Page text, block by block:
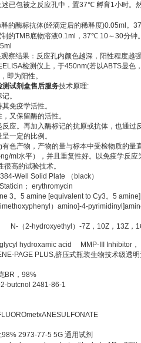
述已包被之反应孔中，置37℃ 孵育1小时。
的酶标抗体(经滴定后的稀释度)0.05ml 。 37
的TMB底物溶液0.1ml ， 37℃ 10～30分钟。
察结果：反应孔内颜色越深，阳性程度越
ELISA检测仪上，于450nm(若以ABTS显色
即为阳性。
测试剂盒售后服务技术原理:
。
免疫学活性。
又保留酶的活性。
应。再加入酶标记的抗原或抗体，也通过
一定的比例。
色产物，产物的量与标本中受检物质的量
ml 水平），并且重复性好。以免疫学反
高的试验技术。
Well Solid Plate （ black）
； erythromycin
3。 5 amine [equivalent to Cy3。 5 amine]
） amino]-4-
N- （2-hydroxyethyl ） -7Z ， 10Z ， 13Z ，
glycyl hydroxamic acid MMP-III Inhibitor ，
PAGE PLUS,挤压式瓶装生物技术级透
BR ， 98%
butcnol 2481-86-1
2973-77-5 5G 通用试剂